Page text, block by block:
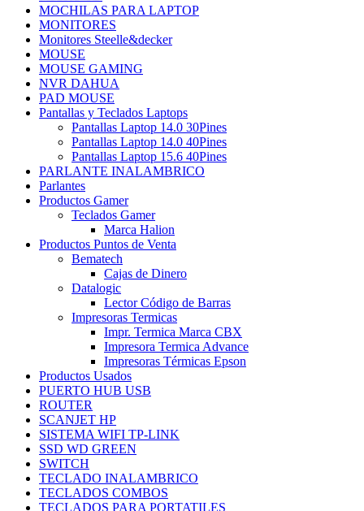
MOCHILAS PARA LAPTOP
MONITORES
Monitores Steelle&decker
MOUSE
MOUSE GAMING
NVR DAHUA
PAD MOUSE
Pantallas y Teclados Laptops
Pantallas Laptop 14.0 30Pines
Pantallas Laptop 14.0 40Pines
Pantallas Laptop 15.6 40Pines
PARLANTE INALAMBRICO
Parlantes
Productos Gamer
Teclados Gamer
Marca Halion
Productos Puntos de Venta
Bematech
Cajas de Dinero
Datalogic
Lector Código de Barras
Impresoras Termicas
Impr. Termica Marca CBX
Impresora Termica Advance
Impresoras Térmicas Epson
Productos Usados
PUERTO HUB USB
ROUTER
SCANJET HP
SISTEMA WIFI TP-LINK
SSD WD GREEN
SWITCH
TECLADO INALAMBRICO
TECLADOS COMBOS
TECLADOS PARA PORTATILES